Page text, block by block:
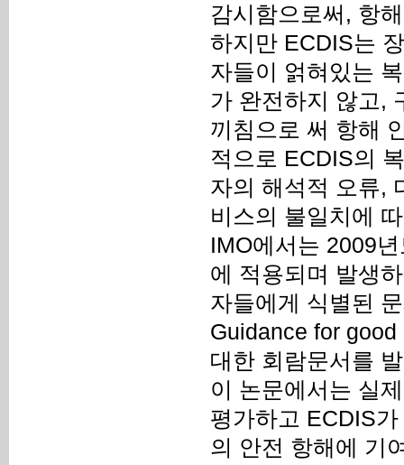
감시함으로써, 항
하지만 ECDIS는
자들이 얽혀있는
가 완전하지 않고,
끼침으로 써 항해
적으로 ECDIS의
자의 해석적 오류,
비스의 불일치에
IMO에서는 2009
에 적용되며 발생
자들에게 식별된
Guidance for good
대한 회람문서를
이 논문에서는 실
평가하고 ECDIS
의 안전 항해에 기